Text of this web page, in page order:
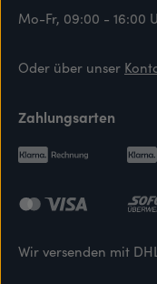
Mo-Fr, 09:00 - 16:00
Oder über unser
Zahlungsarten
Wir versenden mit